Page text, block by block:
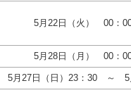
5月22日（火） 00：
5月28日（月） 00：
5月27日（日）23：30 ～ 5